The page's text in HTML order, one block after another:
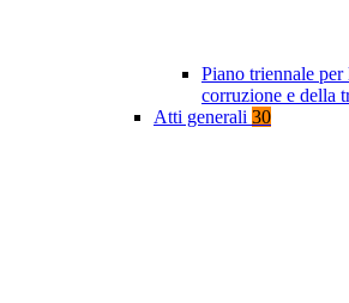
Piano triennale
corruzione e della
Atti generali 30